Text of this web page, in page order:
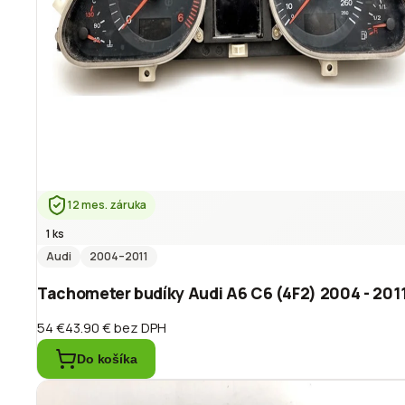
12 mes. záruka
1 ks
Audi
2004–2011
Tachometer budíky Audi A6 C6 (4F2) 2004 -
54 €43.90 €bez DPH
Do košíka